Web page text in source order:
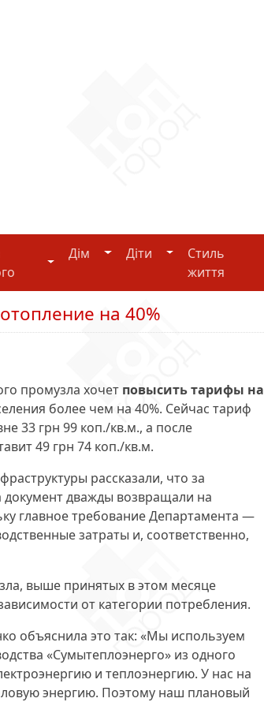
Для нього
Дім Дім Діти ДітиСтиль
життя
на 40%
промузла хочет повысить тарифы на
более чем на 40%. Сейчас тариф
33 грн 99 коп./кв.м., а после
49 грн 74 коп./кв.м.
рассказали, что за
документ дважды возвращали на
главное требование Департамента —
затраты и, соответственно,
выше принятых в этом месяце
от категории потребления.
объяснила это так: «Мы используем
«Сумытеплоэнерго» из одного
и теплоэнергию. У нас на
энергию. Поэтому наш плановый